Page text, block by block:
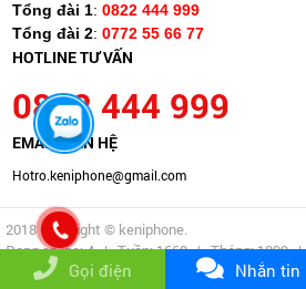
Tổng đài 1:0822 444 999
Tổng đài 2:0772 55 66 77
HOTLINE TƯ VẤN
0822 444 999
EMAIL LIÊN HỆ
Hotro.keniphone@gmail.com
2018 Copyright © keniphone.
Đang online:4| Tuần:1668| Tháng:1899|
Gọi điện Nhắn tin
page contentspage contents